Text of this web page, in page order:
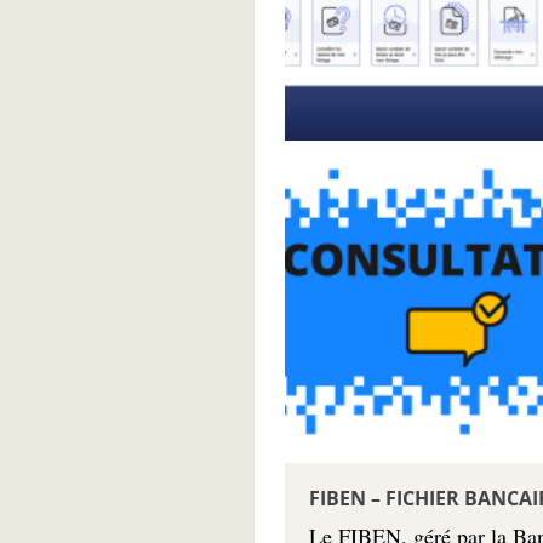
FIBEN – FICHIER
Le FIBEN, géré par la